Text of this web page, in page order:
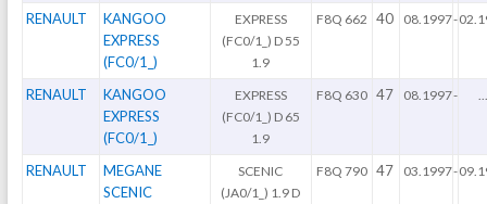
RENAULT
KANGOO
EXPRESS
(FC0/1_)
EXPRESS
(FC0/1_) D 55
1.9
F8Q 662 40 08.1997-
RENAULT
KANGOO
EXPRESS
(FC0/1_)
EXPRESS
(FC0/1_) D 65
1.9
F8Q 630 47 08.1997- ...
RENAULT
MEGANE
SCENIC
SCENIC
(JA0/1_) 1.9 D
F8Q 790 47 03.1997-